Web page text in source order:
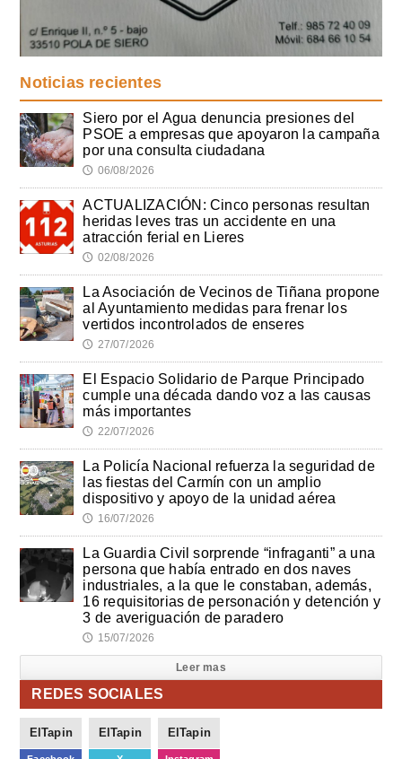
Noticias recientes
Siero por el Agua denuncia presiones del
PSOE a empresas que apoyaron la campaña
por una consulta ciudadana
🕔 06/08/2026
ACTUALIZACIÓN: Cinco personas resultan
heridas leves tras un accidente en una
atracción ferial en Lieres
🕔 02/08/2026
La Asociación de Vecinos de Tiñana propone
al Ayuntamiento medidas para frenar los
vertidos incontrolados de enseres
🕔 27/07/2026
El Espacio Solidario de Parque Principado
cumple una década dando voz a las causas
más importantes
🕔 22/07/2026
La Policía Nacional refuerza la seguridad de
las fiestas del Carmín con un amplio
dispositivo y apoyo de la unidad aérea
🕔 16/07/2026
La Guardia Civil sorprende “infraganti” a una
persona que había entrado en dos naves
industriales, a la que le constaban, además,
16 requisitorias de personación y detención y
3 de averiguación de paradero
🕔 15/07/2026
Leer mas
REDES SOCIALES
ElTapin ElTapin ElTapin